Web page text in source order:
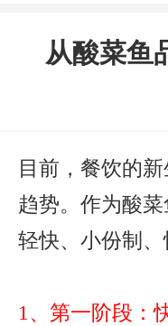
从酸菜鱼
目前，餐饮的
趋势。作为酸
轻快、小份制
1、第一阶段：